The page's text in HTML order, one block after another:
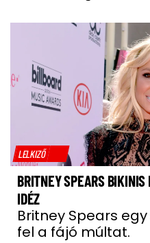
LELKIZŐ
BRITNEY SPEARS
IDÉZ
Britney Spears
fel a fájó múltat.